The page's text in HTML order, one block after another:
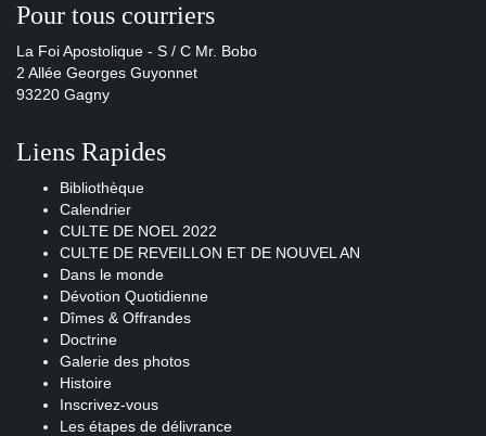
Pour tous courriers
La Foi Apostolique - S / C Mr. Bobo
2 Allée Georges Guyonnet
93220 Gagny
Liens Rapides
Bibliothèque
Calendrier
CULTE DE NOEL 2022
CULTE DE REVEILLON ET DE NOUVEL AN
Dans le monde
Dévotion Quotidienne
Dîmes & Offrandes
Doctrine
Galerie des photos
Histoire
Inscrivez-vous
Les étapes de délivrance